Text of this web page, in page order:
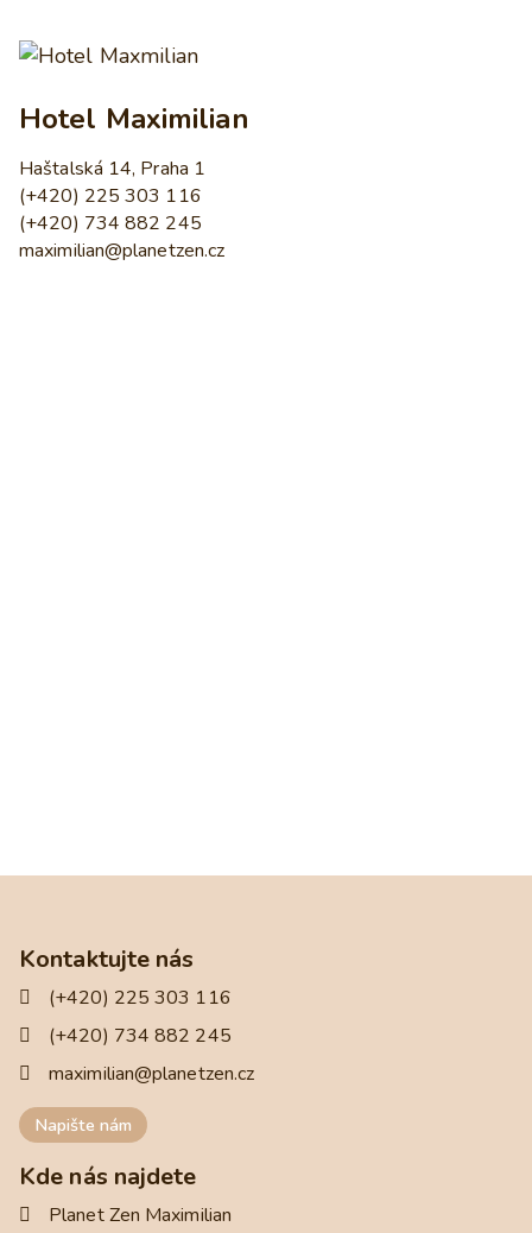
Hotel Maximilian
Haštalská 14, Praha 1
(+420) 225 303 116
(+420) 734 882 245
maximilian@planetzen.cz
Kontaktujte nás
(+420) 225 303 116
(+420) 734 882 245
maximilian@planetzen.cz
Napište nám
Kde nás najdete
Planet Zen Maximilian